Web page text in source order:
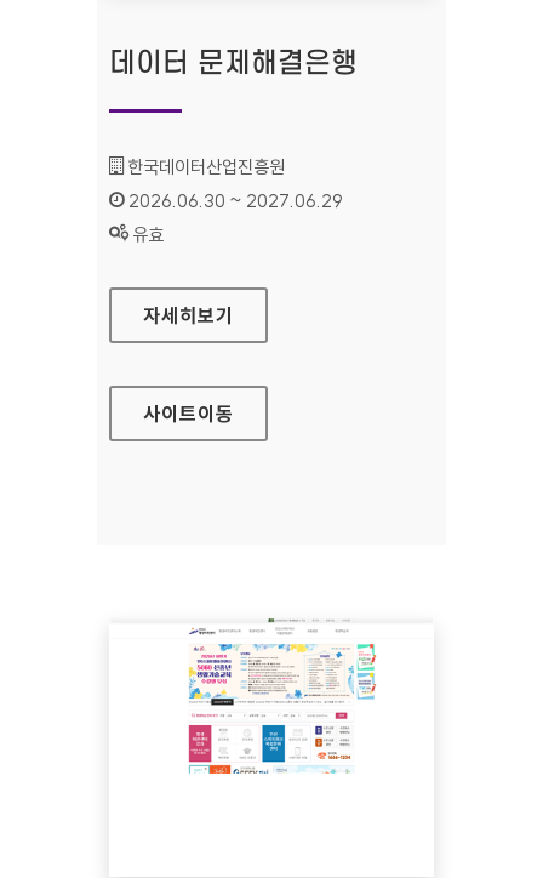
데이터 문제해결은행
기관명 :
한국데이터산업진흥원
인증기간 :
2026.06.30 ~ 2027.06.29
상태 :
유효
데이터 문제해결은행
자세히보기
사이트이동